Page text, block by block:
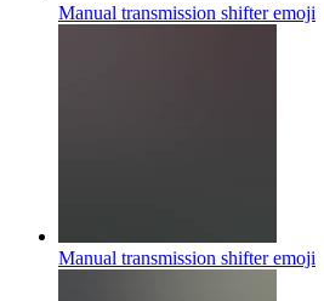
Manual transmission shifteremoji
Manual transmission shifteremoji